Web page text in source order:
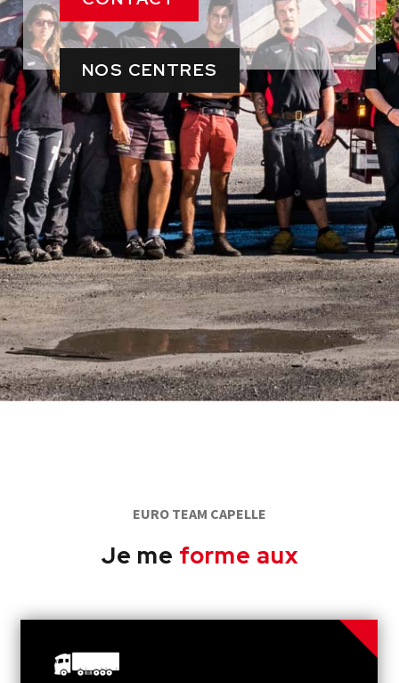
NOS CENTRES
EURO TEAM CAPELLE
Je me forme aux